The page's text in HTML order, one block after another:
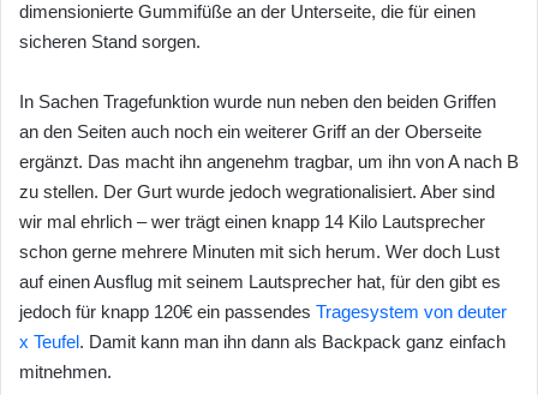
dimensionierte Gummifüße an der Unterseite, die für einen
sicheren Stand sorgen.
In Sachen Tragefunktion wurde nun neben den beiden Griffen
an den Seiten auch noch ein weiterer Griff an der Oberseite
ergänzt. Das macht ihn angenehm tragbar, um ihn von A nach B
zu stellen. Der Gurt wurde jedoch wegrationalisiert. Aber sind
wir mal ehrlich – wer trägt einen knapp 14 Kilo Lautsprecher
schon gerne mehrere Minuten mit sich herum. Wer doch Lust
auf einen Ausflug mit seinem Lautsprecher hat, für den gibt es
jedoch für knapp 120€ ein passendes Tragesystem von deuter
x Teufel. Damit kann man ihn dann als Backpack ganz einfach
mitnehmen.